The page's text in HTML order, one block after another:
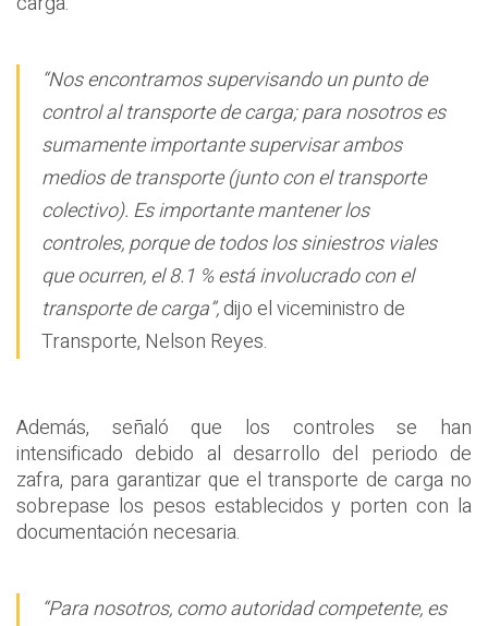
“Nos encontramos supervisando un punto de
control al transporte de carga; para nosotros es
sumamente importante supervisar ambos
medios de transporte (junto con el transporte
colectivo). Es importante mantener los
controles, porque de todos los siniestros viales
que ocurren, el 8.1 % está involucrado con el
transporte de carga”,dijo el viceministro de
Transporte, Nelson Reyes.
Además, señaló que los controles se han
intensificado debido al desarrollo del periodo de
zafra, para garantizar que el transporte de carga no
sobrepase los pesos establecidos y porten con la
documentación necesaria.
“Para nosotros, como autoridad competente, es